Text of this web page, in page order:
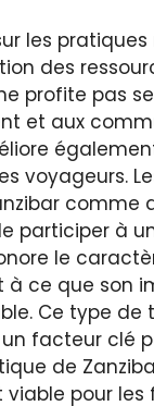
les pratiques
des
profite pas
et aux
voyageurs.
comme
participer à
le
à ce que son
Ce type de
facteur clé
de
pour les